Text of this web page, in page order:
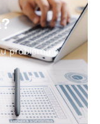
problema o